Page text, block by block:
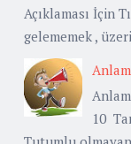
Açıklaması İçin
gelememek ,
10